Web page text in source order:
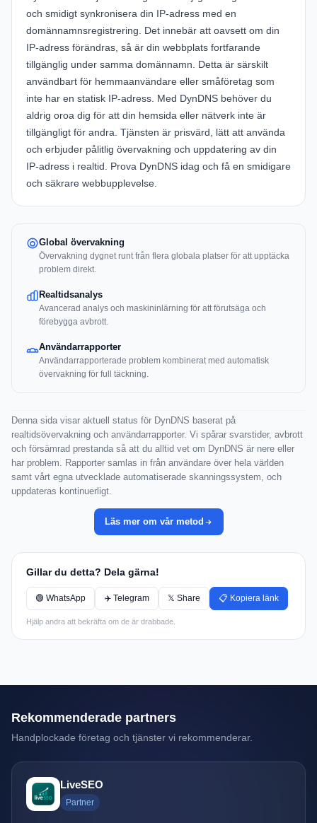
och smidigt synkronisera din IP-adress med en
domännamnsregistrering. Det innebär att oavsett om din
IP-adress förändras, så är din webbplats fortfarande
tillgänglig under samma domännamn. Detta är särskilt
användbart för hemmaanvändare eller småföretag som
inte har en statisk IP-adress. Med DynDNS behöver du
aldrig oroa dig för att din hemsida eller nätverk inte är
tillgängligt för andra. Tjänsten är prisvärd, lätt att använda
och erbjuder pålitlig övervakning och uppdatering av din
IP-adress i realtid. Prova DynDNS idag och få en smidigare
och säkrare webbupplevelse.
Global övervakning
Övervakning dygnet runt från flera globala platser för att upptäcka
problem direkt.
Realtidsanalys
Avancerad analys och maskininlärning för att förutsäga och
förebygga avbrott.
Användarrapporter
Användarrapporterade problem kombinerat med automatisk
övervakning för full täckning.
Denna sida visar aktuell status för DynDNS baserat på
realtidsövervakning och användarrapporter. Vi spårar svarstider, avbrott
och försämrad prestanda så att du alltid vet om DynDNS är nere eller
har problem. Rapporter samlas in från användare över hela världen
samt vårt egna utvecklade automatiserade skanningssystem, och
uppdateras kontinuerligt.
Läs mer om vår metod
Gillar du detta? Dela gärna!
🟢 WhatsApp ✈️ Telegram 𝕏 Share 📋 Kopiera länk
Hjälp andra att bekräfta om de är drabbade.
Rekommenderade partners
Handplockade företag och tjänster vi rekommenderar.
LiveSEO
Partner